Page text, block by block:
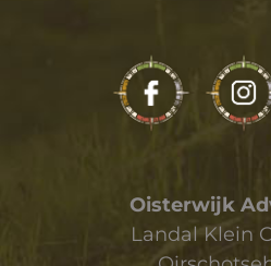
Oisterwijk
Landal Klein